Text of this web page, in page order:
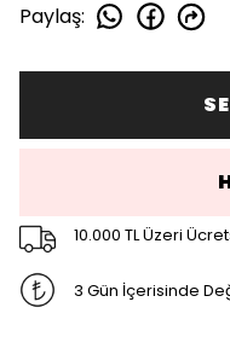
Paylaş:
10.000 TL Üzeri
3 Gün İçerisinde